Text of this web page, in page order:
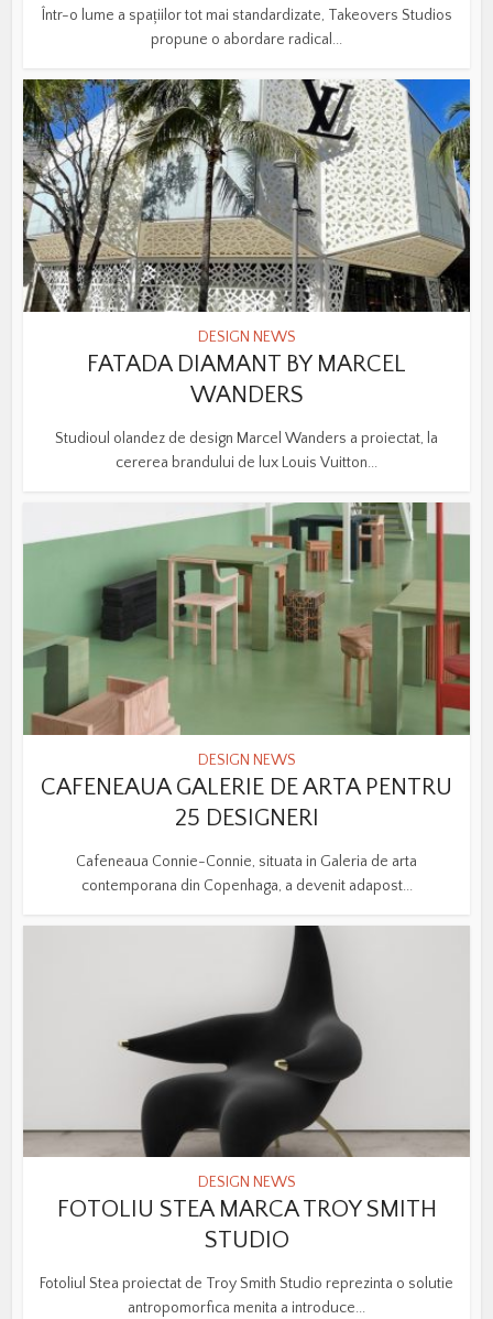
Într-o lume a spațiilor tot mai standardizate, Takeovers Studios
propune o abordare radical...
DESIGN NEWS
FATADA DIAMANT BY MARCEL
WANDERS
Studioul olandez de design Marcel Wanders a proiectat, la
cererea brandului de lux Louis Vuitton...
DESIGN NEWS
CAFENEAUA GALERIE DE ARTA PENTRU
25 DESIGNERI
Cafeneaua Connie-Connie, situata in Galeria de arta
contemporana din Copenhaga, a devenit adapost...
DESIGN NEWS
FOTOLIU STEA MARCA TROY SMITH
STUDIO
Fotoliul Stea proiectat de Troy Smith Studio reprezinta o solutie
antropomorfica menita a introduce...